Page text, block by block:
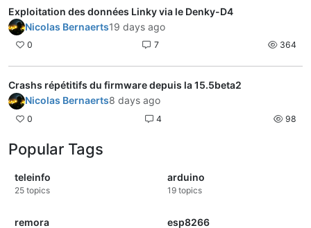
Exploitation des données Linky via le Denky-D4
Nicolas Bernaerts19 days ago
0 7 364
Crashs répétitifs du firmware depuis la 15.5beta2
Nicolas Bernaerts8 days ago
0 4 98
Popular Tags
teleinfo
25 topics
arduino
19 topics
remora esp8266